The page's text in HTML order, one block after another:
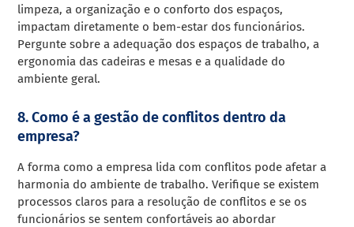
limpeza, a organização e o conforto dos espaços,
impactam diretamente o bem-estar dos funcionários.
Pergunte sobre a adequação dos espaços de trabalho, a
ergonomia das cadeiras e mesas e a qualidade do
ambiente geral.
8. Como é a gestão de conflitos dentro da
empresa?
A forma como a empresa lida com conflitos pode afetar a
harmonia do ambiente de trabalho. Verifique se existem
processos claros para a resolução de conflitos e se os
funcionários se sentem confortáveis ao abordar